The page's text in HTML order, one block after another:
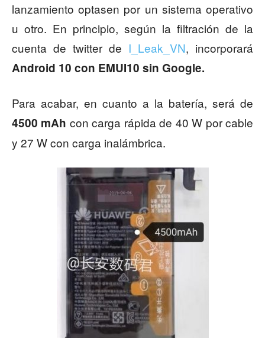
lanzamiento optasen por un sistema operativo
u otro. En principio, según la filtración de la
cuenta de twitter de I_Leak_VN, incorporará
Android 10 con EMUI10 sin Google.
Para acabar, en cuanto a la batería, será de
4500 mAh con carga rápida de 40 W por cable
y 27 W con carga inalámbrica.